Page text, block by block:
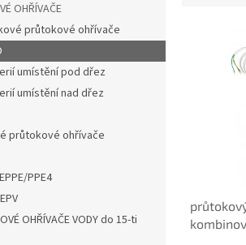
OHŘÍVAČE
průtokové ohřívače
umístění pod dřez
umístění nad dřez
průtokové ohřívače
PPE4
OHŘÍVAČE VODY do 15-ti